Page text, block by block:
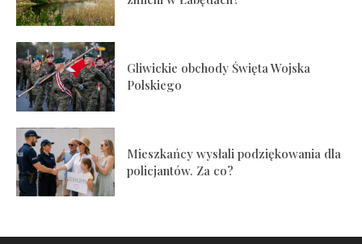
Gliwickie obchody Święta Wojska
Polskiego
Mieszkańcy wysłali podziękowania dla
policjantów. Za co?